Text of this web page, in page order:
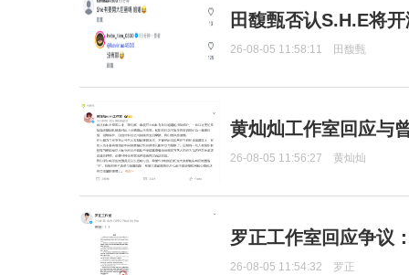
田馥甄否认S.H.E将
26-08-05 11:58:11 田馥甄
黄灿灿工作室回应与
26-08-05 11:56:27 黄灿灿
罗正工作室回应争议
26-08-05 11:54:32 罗正